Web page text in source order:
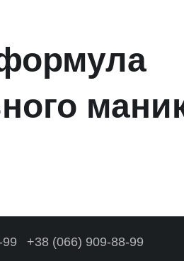
+38 (066) 909-88-99